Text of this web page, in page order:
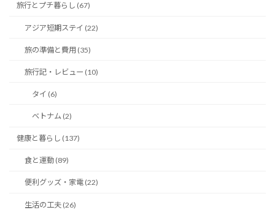
旅行とプチ暮らし (67)
アジア短期ステイ (22)
旅の準備と費用 (35)
旅行記・レビュー (10)
タイ (6)
ベトナム (2)
健康と暮らし (137)
食と運動 (89)
便利グッズ・家電 (22)
生活の工夫 (26)